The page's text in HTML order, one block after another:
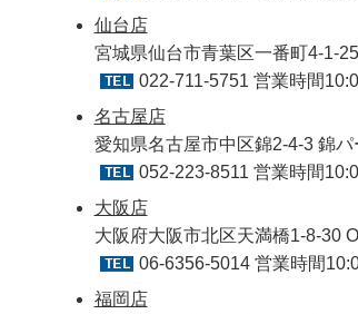
仙台店
宮城県仙台市青葉区一番町4-1-
022-711-5751 営業時間
名古屋店
愛知県名古屋市中区錦2-4-3 錦
052-223-8511 営業時間
大阪店
大阪府大阪市北区天満橋1-8-30
06-6356-5014営業時間
福岡店